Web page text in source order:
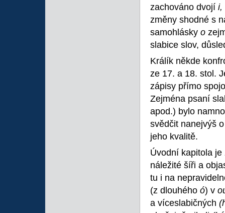
zachováno dvojí i,
změny shodné s
samohlásky o
slabice slov,
Králík někde
ze 17. a 18. stol.
zápisy přímo
Zejména psaní
apod.) bylo
svědčit nanejvýš
jeho kvalitě.
Úvodní kapitola
náležité šíři a
tu i na
(z dlouhého ó) v
a víceslabičných